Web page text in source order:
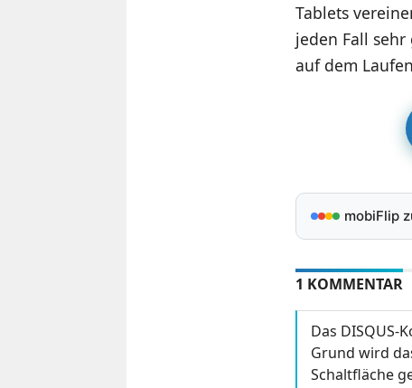
Tablets
jeden Fall
auf dem
mobiFlip
1 KOMMENTAR
Das DISQUS-
Grund wird
Schaltfläche